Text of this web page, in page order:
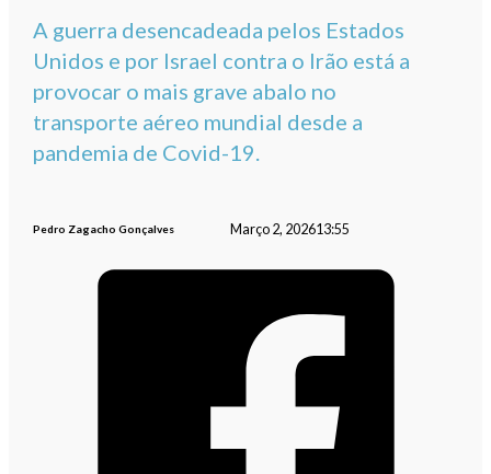
A guerra desencadeada pelos Estados
Unidos e por Israel contra o Irão está a
provocar o mais grave abalo no
transporte aéreo mundial desde a
pandemia de Covid-19.
Pedro Zagacho Gonçalves Março 2, 202613:55